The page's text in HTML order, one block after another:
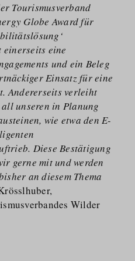
Tourismusverband
Globe Award für
einerseits eine
und ein Beleg
Einsatz für eine
Andererseits verleiht
unseren in Planung
wie etwa den E-
Diese Bestätigung
gerne mit und werden
an diesem Thema
Wilder